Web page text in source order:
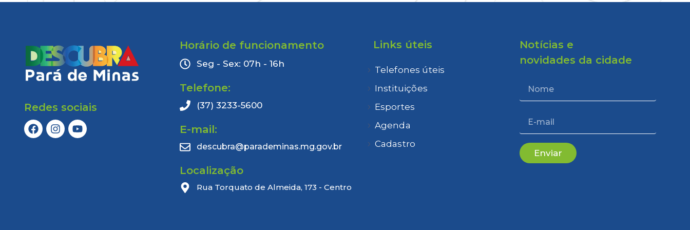
Redes sociais
Horário de funcionamento
Seg - Sex: 07h - 16h
Telefone:
(37) 3233-5600
E-mail:
descubra@parademinas.mg.gov.br
Localização
Rua Torquato de Almeida, 173 - Centro
Links úteis
Telefones úteis
Instituições
Esportes
Agenda
Cadastro
Notícias e
novidades da cidade
Enviar